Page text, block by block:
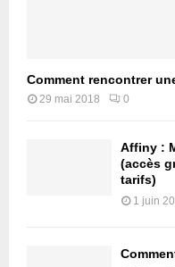
Comment rencontrer
29 mai 2018 0
Affiny :
(accès
tarifs)
1 juin